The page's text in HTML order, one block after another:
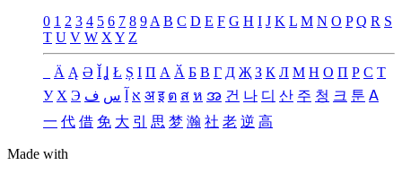
0 1 2 3 4 5 6 7 8 9 A B C D E F G H I J K L M N O P Q R S
T U V W X Y Z
Ä Ą Ə Ǐ Ʝ Ł Ș Ι Π А Ӑ Б В Г Д Җ З К Л М Н О П Р С Т
У Х Э א س ف अ इ ต ส ห အ 건 나 디 산 주 청 크 툰 ꓮ
一 代 借 免 大 引 思 梦 瀚 社 老 逆 高
Made with